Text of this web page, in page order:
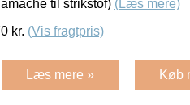
til strikstof) (Læs mere)
kr. (Vis fragtpris)
Læs mere » Køb